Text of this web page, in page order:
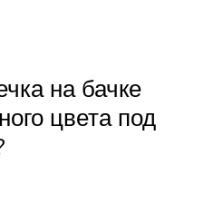
на бачке
цвета под